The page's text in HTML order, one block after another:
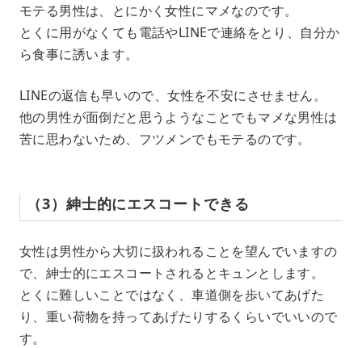
モテる男性は、とにかく女性にマメなのです。
とくに用がなくても電話やLINEで連絡をとり、自分か
ら食事に誘います。
LINEの返信も早いので、女性を不安にさせません。
他の男性が面倒だと思うようなことでもマメな男性は
苦に思わないため、フツメンでもモテるのです。
（3）紳士的にエスコートできる
女性は男性から大切に扱われることを望んでいますの
で、紳士的にエスコートされるとキュンとします。
とくに難しいことではなく、車道側を歩いてあげた
り、重い荷物を持ってあげたりするくらいでいいので
す。